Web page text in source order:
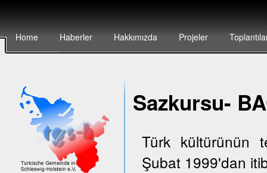
Home Haberler Hakkımızda Projeler
Sazkursu-
Türk kültürünün
Şubat 1999'dan